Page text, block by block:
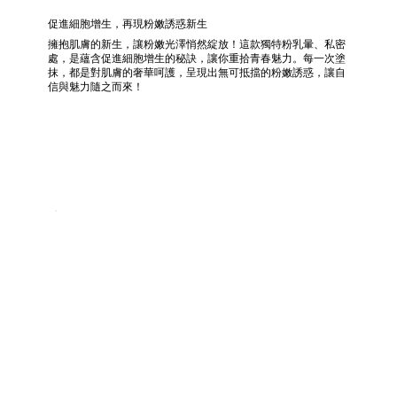
促進細胞增生，再現粉嫩誘惑新生
擁抱肌膚的新生，讓粉嫩光澤悄然綻放！這款獨特粉乳暈、私密
處，是蘊含促進細胞增生的秘訣，讓你重拾青春魅力。每一次塗
抹，都是對肌膚的奢華呵護，呈現出無可抵擋的粉嫩誘惑，讓自
信與魅力隨之而來！